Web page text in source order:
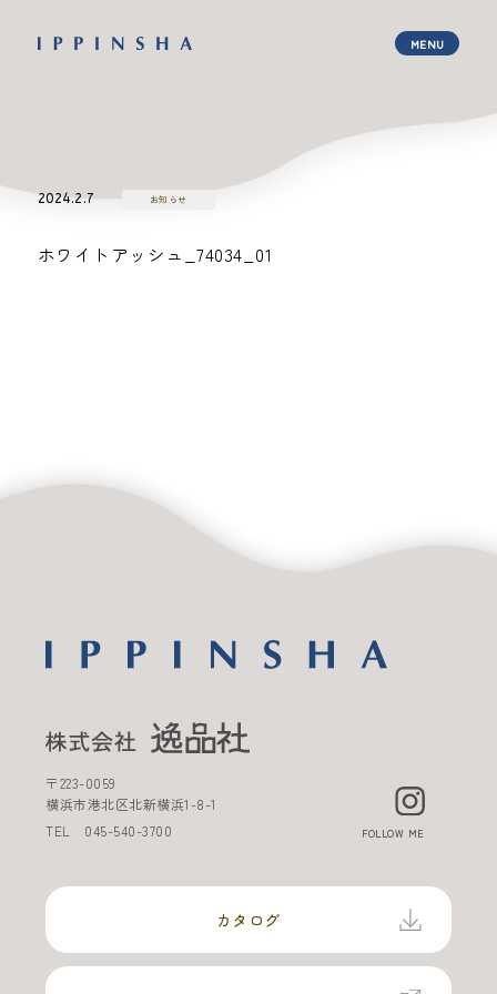
2024.2.7 お知らせ
ホワイトアッシュ_74034_01
〒223-0059
横浜市港北区北新横浜1-8-1
TEL 045-540-3700 FOLLOW ME
カタログ